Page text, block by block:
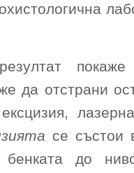
да отстрани
се състои
бенката до